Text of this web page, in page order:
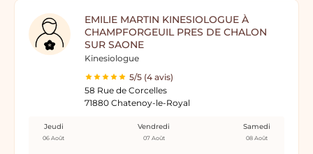
EMILIE MARTIN KINESIOLOGUE À
CHAMPFORGEUIL PRES DE CHALON
SUR SAONE
Kinesiologue
5/5 (4 avis)
58 Rue de Corcelles
71880 Chatenoy-le-Royal
Jeudi
06 Août
Vendredi
07 Août
Samedi
08 Août